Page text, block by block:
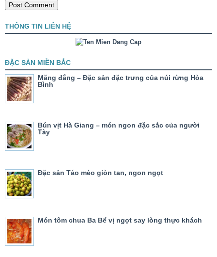
THÔNG TIN LIÊN HỆ
ĐẶC SẢN MIỀN BẮC
Măng đắng – Đặc sản đặc trưng của núi rừng Hòa
Bình
Bún vịt Hà Giang – món ngon đặc sắc của người
Tày
Đặc sản Táo mèo giòn tan, ngon ngọt
Món tôm chua Ba Bể vị ngọt say lòng thực khách